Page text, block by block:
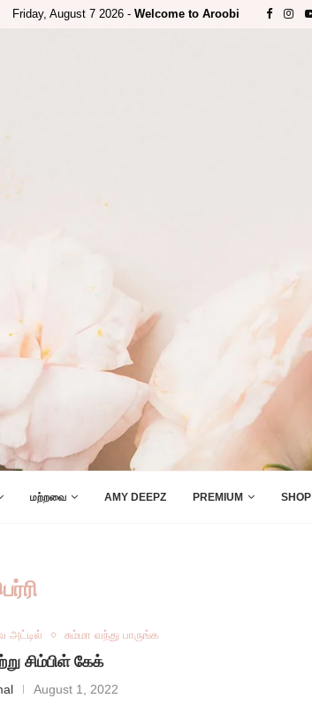
Friday, August 7 2026 - Welcome to Aroobi
மற்றவை AMY DEEPZ PREMIUM SHOP
அட்டில் சும்மா வந்து பாருங்க
சிம்பிள் கேக்
August 1, 2022